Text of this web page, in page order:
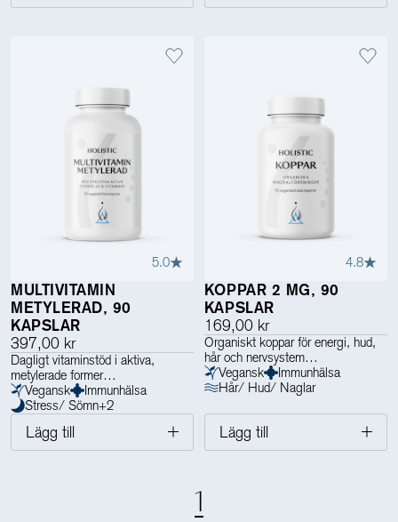
5.0
MULTIVITAMIN
METYLERAD, 90
KAPSLAR
397,00 kr
Dagligt vitaminstöd i aktiva,
metylerade former
Vegansk
Immunhälsa
Stress/ Sömn+2
Lägg till
4.8
KOPPAR 2 MG, 90
KAPSLAR
169,00 kr
Organiskt koppar för energi, hud,
hår och nervsystem
Vegansk
Immunhälsa
Hår/ Hud/ Naglar
Lägg till
1